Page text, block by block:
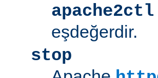
eşdeğerdir.
stop